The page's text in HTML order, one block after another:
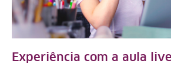
Experiência com a aula